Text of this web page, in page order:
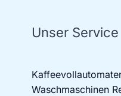
Unser Service
Waschmaschinen